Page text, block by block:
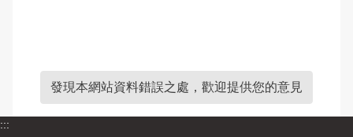
發現本網站資料錯誤之處，歡迎提供您的意見
:::